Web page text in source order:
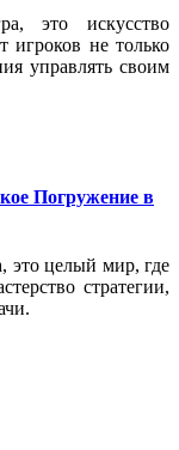
это искусство
игроков не только
управлять своим
Погружение в
это целый мир, где
стратегии,